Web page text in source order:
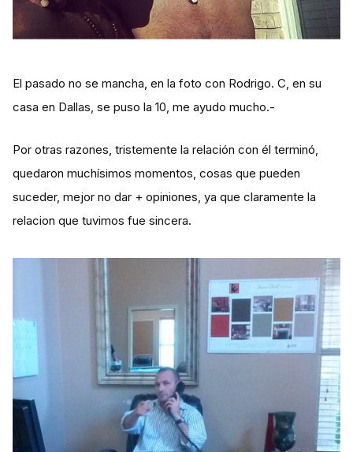
El pasado no se mancha, en la foto con Rodrigo. C, en su
casa en Dallas, se puso la 10, me ayudo mucho.-
Por otras razones, tristemente la relación con él terminó,
quedaron muchísimos momentos, cosas que pueden
suceder, mejor no dar + opiniones, ya que claramente la
relacion que tuvimos fue sincera.